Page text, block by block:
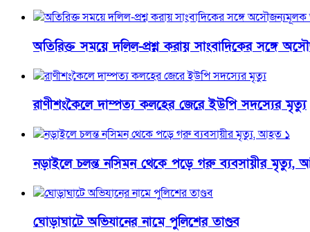
অতিরিক্ত সময়ে দলিল-প্রশ্ন করায় সাংবাদিকের সঙ্গে
রাণীশংকৈলে দাম্পত্য কলহের জেরে ইউপি সদস্যের মৃত্যু
নড়াইলে চলন্ত নসিমন থেকে পড়ে গরু ব্যবসায়ীর মৃত্যু,
ঘোড়াঘাটে অভিযানের নামে পুলিশের তাণ্ডব